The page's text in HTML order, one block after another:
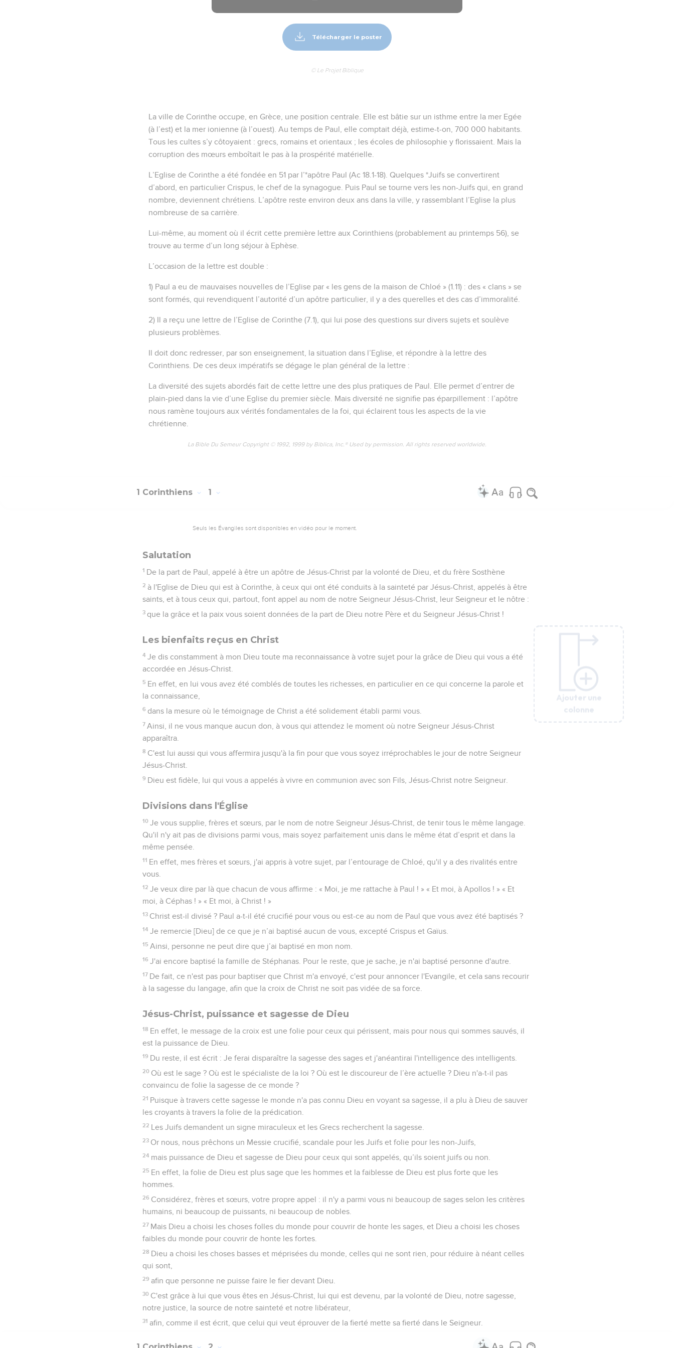
Ajouter une
colonne
Télécharger le poster
© Le Projet Biblique
La ville de Corinthe occupe, en Grèce, une position centrale. Elle est bâtie sur un isthme entre la mer Egée
(à l’est) et la mer ionienne (à l’ouest). Au temps de Paul, elle comptait déjà, estime-t-on, 700 000 habitants.
Tous les cultes s’y côtoyaient : grecs, romains et orientaux ; les écoles de philosophie y florissaient. Mais la
corruption des mœurs emboîtait le pas à la prospérité matérielle.
L’Eglise de Corinthe a été fondée en 51 par l’*apôtre Paul (Ac 18.1-18). Quelques *Juifs se convertirent
d’abord, en particulier Crispus, le chef de la synagogue. Puis Paul se tourne vers les non-Juifs qui, en grand
nombre, deviennent chrétiens. L’apôtre reste environ deux ans dans la ville, y rassemblant l’Eglise la plus
nombreuse de sa carrière.
Lui-même, au moment où il écrit cette première lettre aux Corinthiens (probablement au printemps 56), se
trouve au terme d’un long séjour à Ephèse.
L’occasion de la lettre est double :
1) Paul a eu de mauvaises nouvelles de l’Eglise par « les gens de la maison de Chloé » (1.11) : des « clans » se
sont formés, qui revendiquent l’autorité d’un apôtre particulier, il y a des querelles et des cas d’immoralité.
2) Il a reçu une lettre de l’Eglise de Corinthe (7.1), qui lui pose des questions sur divers sujets et soulève
plusieurs problèmes.
Il doit donc redresser, par son enseignement, la situation dans l’Eglise, et répondre à la lettre des
Corinthiens. De ces deux impératifs se dégage le plan général de la lettre :
La diversité des sujets abordés fait de cette lettre une des plus pratiques de Paul. Elle permet d’entrer de
plain-pied dans la vie d’une Eglise du premier siècle. Mais diversité ne signifie pas éparpillement : l’apôtre
nous ramène toujours aux vérités fondamentales de la foi, qui éclairent tous les aspects de la vie
chrétienne.
La Bible Du Semeur Copyright © 1992, 1999 by Biblica, Inc.® Used by permission. All rights reserved worldwide.
1 Corinthiens 1
Seuls les Évangiles sont disponibles en vidéo pour le moment.
Salutation
1 De la part de Paul, appelé à être un apôtre de Jésus-Christ par la volonté de Dieu, et du frère Sosthène
2 à l'Eglise de Dieu qui est à Corinthe, à ceux qui ont été conduits à la sainteté par Jésus-Christ, appelés à être
saints, et à tous ceux qui, partout, font appel au nom de notre Seigneur Jésus-Christ, leur Seigneur et le nôtre :
3 que la grâce et la paix vous soient données de la part de Dieu notre Père et du Seigneur Jésus-Christ !
Les bienfaits reçus en Christ
4 Je dis constamment à mon Dieu toute ma reconnaissance à votre sujet pour la grâce de Dieu qui vous a été
accordée en Jésus-Christ.
5 En effet, en lui vous avez été comblés de toutes les richesses, en particulier en ce qui concerne la parole et
la connaissance,
6 dans la mesure où le témoignage de Christ a été solidement établi parmi vous.
7 Ainsi, il ne vous manque aucun don, à vous qui attendez le moment où notre Seigneur Jésus-Christ
apparaîtra.
8 C'est lui aussi qui vous affermira jusqu'à la fin pour que vous soyez irréprochables le jour de notre Seigneur
Jésus-Christ.
9 Dieu est fidèle, lui qui vous a appelés à vivre en communion avec son Fils, Jésus-Christ notre Seigneur.
Divisions dans l'Église
10 Je vous supplie, frères et sœurs, par le nom de notre Seigneur Jésus-Christ, de tenir tous le même langage.
Qu'il n'y ait pas de divisions parmi vous, mais soyez parfaitement unis dans le même état d’esprit et dans la
même pensée.
11 En effet, mes frères et sœurs, j'ai appris à votre sujet, par l’entourage de Chloé, qu'il y a des rivalités entre
vous.
12 Je veux dire par là que chacun de vous affirme : « Moi, je me rattache à Paul ! » « Et moi, à Apollos ! » « Et
moi, à Céphas ! » « Et moi, à Christ ! »
13 Christ est-il divisé ? Paul a-t-il été crucifié pour vous ou est-ce au nom de Paul que vous avez été baptisés ?
14 Je remercie [Dieu] de ce que je n’ai baptisé aucun de vous, excepté Crispus et Gaïus.
15 Ainsi, personne ne peut dire que j’ai baptisé en mon nom.
16 J'ai encore baptisé la famille de Stéphanas. Pour le reste, que je sache, je n'ai baptisé personne d'autre.
17 De fait, ce n'est pas pour baptiser que Christ m'a envoyé, c'est pour annoncer l'Evangile, et cela sans recourir
à la sagesse du langage, afin que la croix de Christ ne soit pas vidée de sa force.
Jésus-Christ, puissance et sagesse de Dieu
18 En effet, le message de la croix est une folie pour ceux qui périssent, mais pour nous qui sommes sauvés, il
est la puissance de Dieu.
19 Du reste, il est écrit : Je ferai disparaître la sagesse des sages et j'anéantirai l'intelligence des intelligents.
20 Où est le sage ? Où est le spécialiste de la loi ? Où est le discoureur de l’ère actuelle ? Dieu n'a-t-il pas
convaincu de folie la sagesse de ce monde ?
21 Puisque à travers cette sagesse le monde n'a pas connu Dieu en voyant sa sagesse, il a plu à Dieu de sauver
les croyants à travers la folie de la prédication.
22 Les Juifs demandent un signe miraculeux et les Grecs recherchent la sagesse.
23 Or nous, nous prêchons un Messie crucifié, scandale pour les Juifs et folie pour les non-Juifs,
24 mais puissance de Dieu et sagesse de Dieu pour ceux qui sont appelés, qu’ils soient juifs ou non.
25 En effet, la folie de Dieu est plus sage que les hommes et la faiblesse de Dieu est plus forte que les
hommes.
26 Considérez, frères et sœurs, votre propre appel : il n'y a parmi vous ni beaucoup de sages selon les critères
humains, ni beaucoup de puissants, ni beaucoup de nobles.
27 Mais Dieu a choisi les choses folles du monde pour couvrir de honte les sages, et Dieu a choisi les choses
faibles du monde pour couvrir de honte les fortes.
28 Dieu a choisi les choses basses et méprisées du monde, celles qui ne sont rien, pour réduire à néant celles
qui sont,
29 afin que personne ne puisse faire le fier devant Dieu.
30 C'est grâce à lui que vous êtes en Jésus-Christ, lui qui est devenu, par la volonté de Dieu, notre sagesse,
notre justice, la source de notre sainteté et notre libérateur,
31 afin, comme il est écrit, que celui qui veut éprouver de la fierté mette sa fierté dans le Seigneur.
Ajouter une
colonne
Ajouter une
colonne
Ajouter une
colonne
Ajouter une
colonne